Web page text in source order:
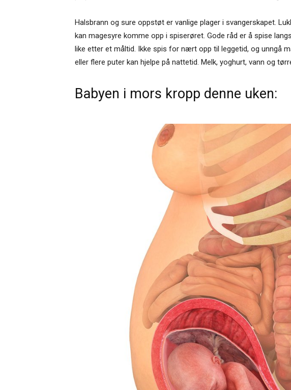
Halsbrann og sure oppstøt er vanlige plager i svangerskapet.
kan magesyre komme opp i spiserøret. Gode råd er å spise
like etter et måltid. Ikke spis for nært opp til leggetid, og unngå
eller flere puter kan hjelpe på nattetid. Melk, yoghurt, vann og
Babyen i mors kropp denne uken: